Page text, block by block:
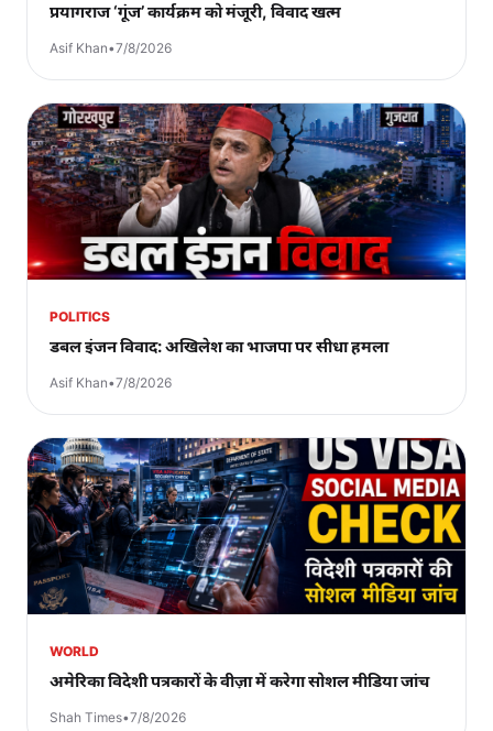
प्रयागराज ‘गूंज’ कार्यक्रम को मंजूरी, विवाद खत्म
Asif Khan•7/8/2026
POLITICS
डबल इंजन विवाद: अखिलेश का भाजपा पर सीधा हमला
Asif Khan•7/8/2026
WORLD
अमेरिका विदेशी पत्रकारों के वीज़ा में करेगा सोशल मीडिया जांच
Shah Times•7/8/2026